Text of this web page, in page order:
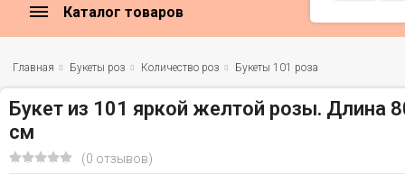
Каталог товаров
Главная Букеты роз Количество роз Букеты 101 роза
Букет из 101 яркой желтой розы. Длина
см
(0 отзывов)